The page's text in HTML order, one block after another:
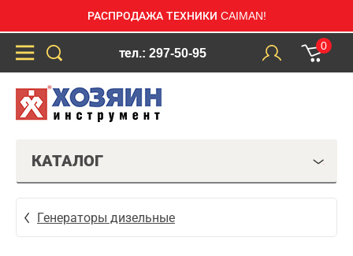
РАСПРОДАЖА ТЕХНИКИ CAIMAN!
тел.: 297-50-95
0
КАТАЛОГ
Генераторы дизельные